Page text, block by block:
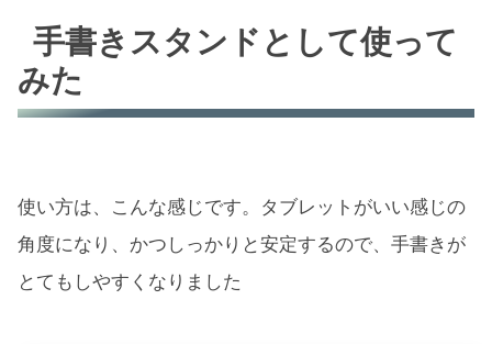
手書きスタンドとして使って
みた
使い方は、こんな感じです。タブレットがいい感じの
角度になり、かつしっかりと安定するので、手書きが
とてもしやすくなりました